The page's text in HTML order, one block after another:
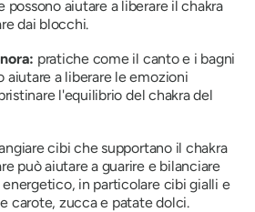
possono aiutare a liberare il chakra
dai blocchi.
pratiche come il canto e i bagni
aiutare a liberare le emozioni
l'equilibrio del chakra del
cibi che supportano il chakra
può aiutare a guarire e bilanciare
in particolare cibi gialli e
carote, zucca e patate dolci.